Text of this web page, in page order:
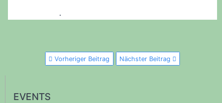
.
Vorheriger Beitrag Nächster Beitrag
EVENTS